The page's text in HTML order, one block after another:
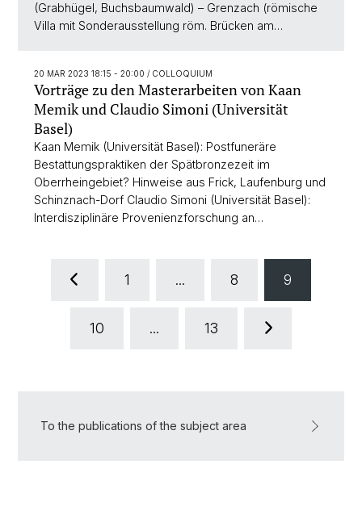
(Grabhügel, Buchsbaumwald) – Grenzach (römische
Villa mit Sonderausstellung röm. Brücken am…
20 MAR 2023 18:15 - 20:00 / COLLOQUIUM
Vorträge zu den Masterarbeiten von Kaan
Memik und Claudio Simoni (Universität
Basel)
Kaan Memik (Universität Basel): Postfuneräre
Bestattungspraktiken der Spätbronzezeit im
Oberrheingebiet? Hinweise aus Frick, Laufenburg und
Schinznach-Dorf Claudio Simoni (Universität Basel):
Interdisziplinäre Provenienzforschung an…
1 ... 8 9
10 ... 13
To the publications of the subject area